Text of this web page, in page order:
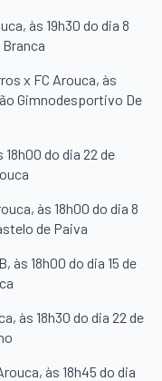
às 19h30 do dia 8
x FC Arouca, às
Gimnodesportivo De
18h00 do dia 22 de
às 18h00 do dia 8
de Paiva
às 18h00 do dia 15 de
às 18h30 do dia 22 de
às 18h45 do dia